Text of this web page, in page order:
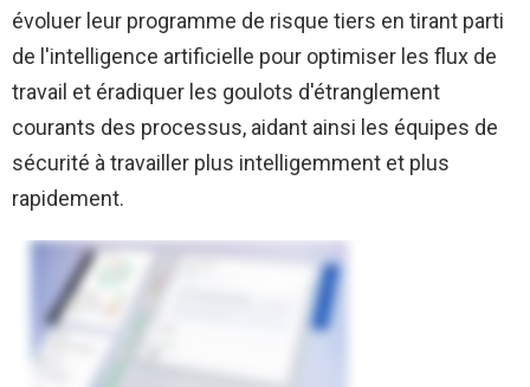
évoluer leur programme de risque tiers en tirant parti
de l'intelligence artificielle pour optimiser les flux de
travail et éradiquer les goulots d'étranglement
courants des processus, aidant ainsi les équipes de
sécurité à travailler plus intelligemment et plus
rapidement.